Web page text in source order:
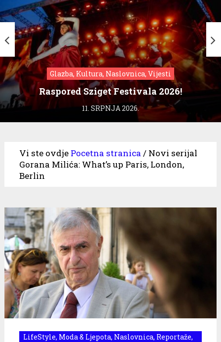
Glazba, Kultura, Naslovnica, Vijesti
Raspored Sziget Festivala 2026!
11. SRPNJA 2026.
Vi ste ovdje Pocetna stranica / Novi serijal
Gorana Milića: What’s up Paris, London,
Berlin
LifeStyle, Moda & Ljepota, Naslovnica, Reportaže,